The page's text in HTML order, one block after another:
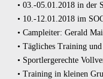
• 03.-05.01.2018 in der
• 10.-12.01.2018 im
• Campleiter: Gerald Mai
• Tägliches Training
• Sportlergerechte
• Training in kleinen